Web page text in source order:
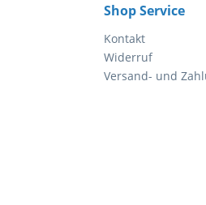
Shop Service
Kontakt
Widerruf
Versand- und